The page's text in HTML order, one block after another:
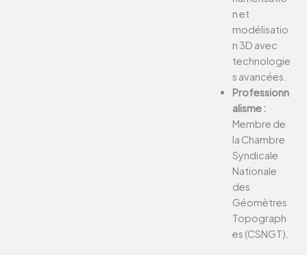
n et
modélisatio
n 3D avec
technologie
s avancées.
Professionn
alisme :
Membre de
la Chambre
Syndicale
Nationale
des
Géomètres
Topograph
es (CSNGT).